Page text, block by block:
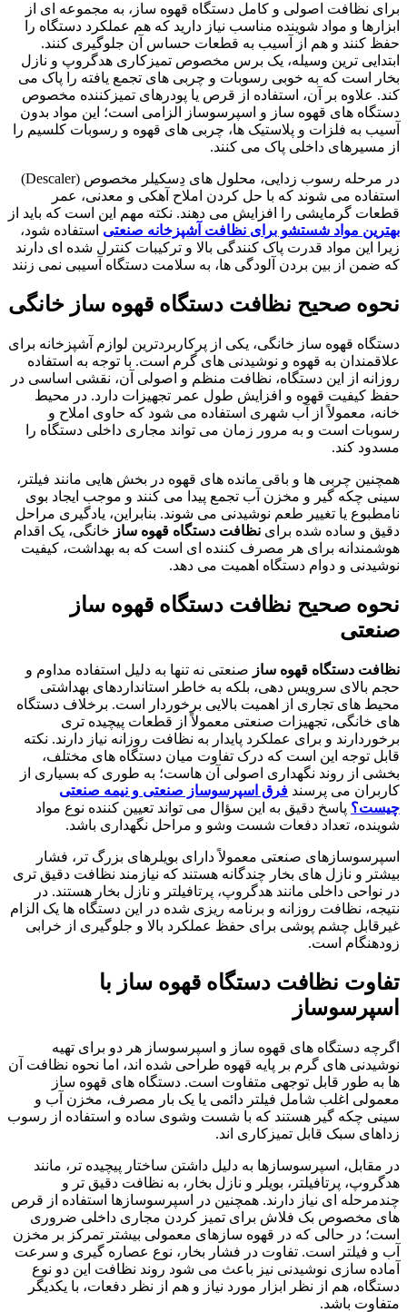
برای نظافت اصولی و کامل دستگاه قهوه ساز، به مجموعه ای از
ابزارها و مواد شوینده مناسب نیاز دارید که هم عملکرد دستگاه را
حفظ کنند و هم از آسیب به قطعات حساس آن جلوگیری کنند.
ابتدایی ترین وسیله، یک برس مخصوص تمیزکاری هدگروپ و نازل
بخار است که به خوبی رسوبات و چربی های تجمع یافته را پاک می
کند. علاوه بر آن، استفاده از قرص یا پودرهای تمیزکننده مخصوص
دستگاه های قهوه ساز و اسپرسوساز الزامی است؛ این مواد بدون
آسیب به فلزات و پلاستیک ها، چربی های قهوه و رسوبات کلسیم را
از مسیرهای داخلی پاک می کنند.
در مرحله رسوب زدایی، محلول های دِسکیلر مخصوص (Descaler)
استفاده می شوند که با حل کردن املاح آهکی و معدنی، عمر
قطعات گرمایشی را افزایش می دهند. نکته مهم این است که باید از
بهترین مواد شستشو برای نظافت آشپزخانه صنعتی استفاده شود،
زیرا این مواد قدرت پاک کنندگی بالا و ترکیبات کنترل شده ای دارند
که ضمن از بین بردن آلودگی ها، به سلامت دستگاه آسیبی نمی زنند
نحوه صحیح نظافت دستگاه قهوه ساز خانگی
دستگاه قهوه ساز خانگی، یکی از پرکاربردترین لوازم آشپزخانه برای
علاقمندان به قهوه و نوشیدنی های گرم است. با توجه به استفاده
روزانه از این دستگاه، نظافت منظم و اصولی آن، نقشی اساسی در
حفظ کیفیت قهوه و افزایش طول عمر تجهیزات دارد. در محیط
خانه، معمولاً از آب شهری استفاده می شود که حاوی املاح و
رسوبات است و به مرور زمان می تواند مجاری داخلی دستگاه را
مسدود کند.
همچنین چربی ها و باقی مانده های قهوه در بخش هایی مانند فیلتر،
سینی چکه گیر و مخزن آب تجمع پیدا می کنند و موجب ایجاد بوی
نامطبوع یا تغییر طعم نوشیدنی می شوند. بنابراین، یادگیری مراحل
دقیق و ساده شده برای نظافت دستگاه قهوه ساز خانگی، یک اقدام
هوشمندانه برای هر مصرف کننده ای است که به بهداشت، کیفیت
نوشیدنی و دوام دستگاه اهمیت می دهد.
نحوه صحیح نظافت دستگاه قهوه ساز
صنعتی
نظافت دستگاه قهوه ساز صنعتی نه تنها به دلیل استفاده مداوم و
حجم بالای سرویس دهی، بلکه به خاطر استانداردهای بهداشتی
محیط های تجاری از اهمیت بالایی برخوردار است. برخلاف دستگاه
های خانگی، تجهیزات صنعتی معمولاً از قطعات پیچیده تری
برخوردارند و برای عملکرد پایدار به نظافت روزانه نیاز دارند. نکته
قابل توجه این است که درک تفاوت میان دستگاه های مختلف،
بخشی از روند نگهداری اصولی آن هاست؛ به طوری که بسیاری از
کاربران می پرسند فرق اسپرسوساز صنعتی و نیمه صنعتی
چیست؟ پاسخ دقیق به این سؤال می تواند تعیین کننده نوع مواد
شوینده، تعداد دفعات شست وشو و مراحل نگهداری باشد.
اسپرسوسازهای صنعتی معمولاً دارای بویلرهای بزرگ تر، فشار
بیشتر و نازل های بخار چندگانه هستند که نیازمند نظافت دقیق تری
در نواحی داخلی مانند هدگروپ، پرتافیلتر و نازل بخار هستند. در
نتیجه، نظافت روزانه و برنامه ریزی شده در این دستگاه ها یک الزام
غیرقابل چشم پوشی برای حفظ عملکرد بالا و جلوگیری از خرابی
زودهنگام است.
تفاوت نظافت دستگاه قهوه ساز با
اسپرسوساز
اگرچه دستگاه های قهوه ساز و اسپرسوساز هر دو برای تهیه
نوشیدنی های گرم بر پایه قهوه طراحی شده اند، اما نحوه نظافت آن
ها به طور قابل توجهی متفاوت است. دستگاه های قهوه ساز
معمولی اغلب شامل فیلتر دائمی یا یک بار مصرف، مخزن آب و
سینی چکه گیر هستند که با شست وشوی ساده و استفاده از رسوب
زداهای سبک قابل تمیزکاری اند.
در مقابل، اسپرسوسازها به دلیل داشتن ساختار پیچیده تر، مانند
هدگروپ، پرتافیلتر، بویلر و نازل بخار، به نظافت دقیق تر و
چندمرحله ای نیاز دارند. همچنین در اسپرسوسازها استفاده از قرص
های مخصوص بک فلاش برای تمیز کردن مجاری داخلی ضروری
است؛ در حالی که در قهوه سازهای معمولی بیشتر تمرکز بر مخزن
آب و فیلتر است. تفاوت در فشار بخار، نوع عصاره گیری و سرعت
آماده سازی نوشیدنی نیز باعث می شود روند نظافت این دو نوع
دستگاه، هم از نظر ابزار مورد نیاز و هم از نظر دفعات، با یکدیگر
متفاوت باشد.